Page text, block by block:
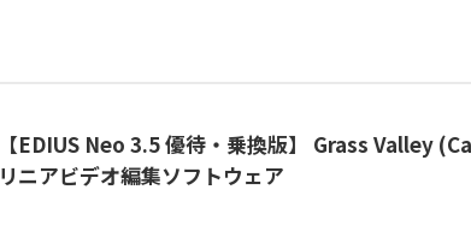
【EDIUS Neo 3.5 優待・乗換版】 Grass Valley
リニアビデオ編集ソフトウェア